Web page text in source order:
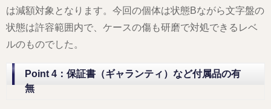
は減額対象となります。今回の個体は状態Bながら文字盤の
状態は許容範囲内で、ケースの傷も研磨で対処できるレベ
ルのものでした。
Point 4：保証書（ギャランティ）など付属品の有
無